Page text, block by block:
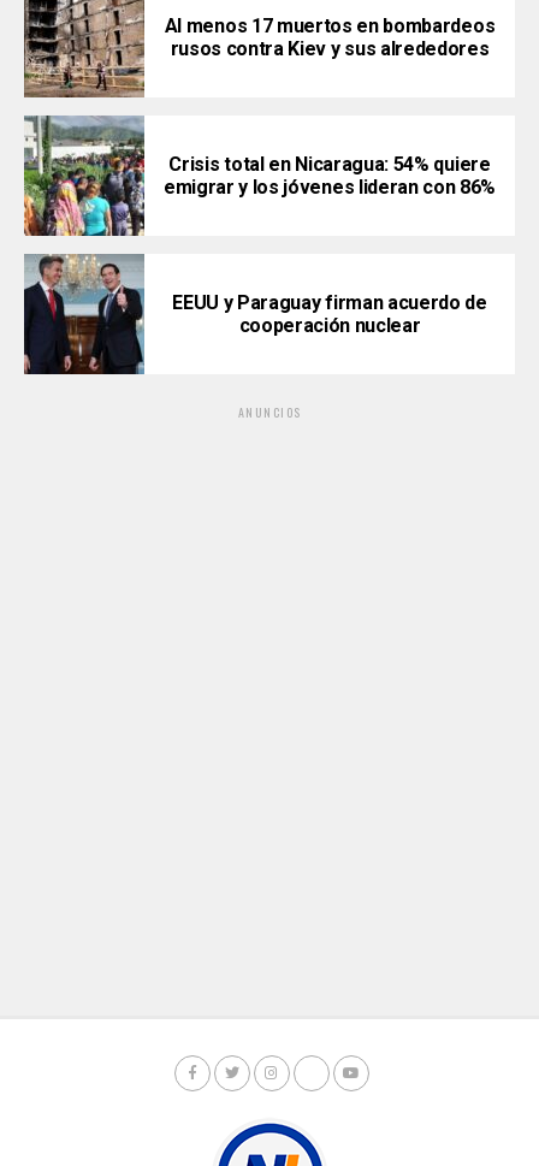
Al menos 17 muertos en bombardeos
rusos contra Kiev y sus alrededores
Crisis total en Nicaragua: 54% quiere
emigrar y los jóvenes lideran con 86%
EEUU y Paraguay firman acuerdo de
cooperación nuclear
ANUNCIOS